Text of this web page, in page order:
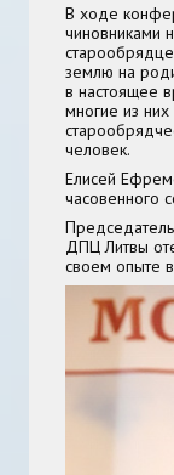
В ходе
чиновниками
землю на
в настоящее
многие из
человек.
Елисей
часовенного
ДПЦ Литвы
своем опыте